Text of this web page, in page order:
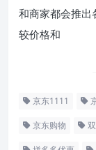
和商家都会推出
较价格和
京东1111
京东购物